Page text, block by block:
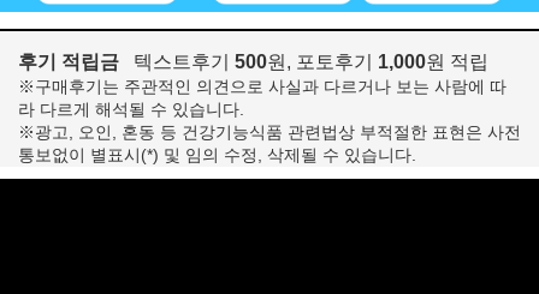
후기 적립금 텍스트후기 500원, 포토후기 1,000원 적립
※구매후기는 주관적인 의견으로 사실과 다르거나 보는 사람에 따
라 다르게 해석될 수 있습니다.
※광고, 오인, 혼동 등 건강기능식품 관련법상 부적절한 표현은 사전
통보없이 별표시(*) 및 임의 수정, 삭제될 수 있습니다.